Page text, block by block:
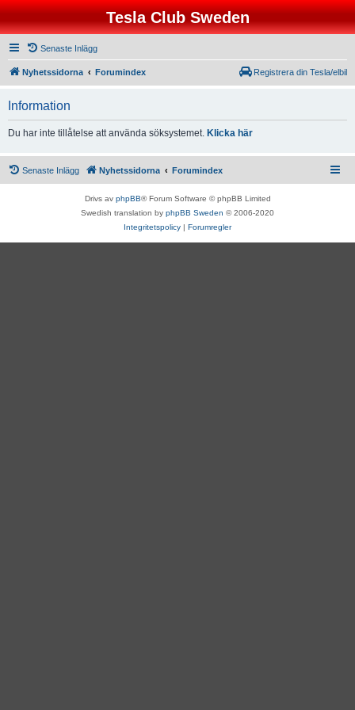
Tesla Club Sweden
Senaste Inlägg
Nyhetssidorna Forumindex Registrera din Tesla/elbil
Information
Du har inte tillåtelse att använda söksystemet. Klicka här
Senaste Inlägg Nyhetssidorna Forumindex
Drivs av phpBB® Forum Software © phpBB Limited
Swedish translation by phpBB Sweden © 2006-2020
Integritetspolicy | Forumregler